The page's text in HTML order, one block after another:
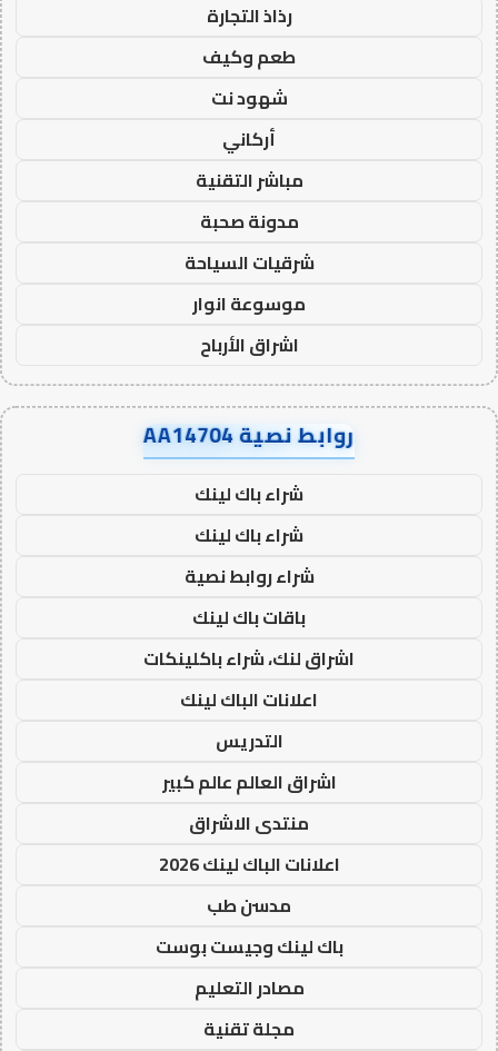
رذاذ التجارة
طعم وكيف
شهود نت
أركاني
مباشر التقنية
مدونة صحبة
شرقيات السياحة
موسوعة انوار
اشراق الأرباح
روابط نصية AA14704
شراء باك لينك
شراء باك لينك
شراء روابط نصية
باقات باك لينك
اشراق لنك، شراء باكلينكات
اعلانات الباك لينك
التدريس
اشراق العالم عالم كبير
منتدى الاشراق
اعلانات الباك لينك 2026
مدسن طب
باك لينك وجيست بوست
مصادر التعليم
مجلة تقنية